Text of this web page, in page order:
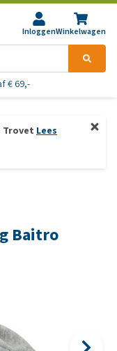
InloggenWinkelwagen
€ 69,-
Trovet Lees
Baitro